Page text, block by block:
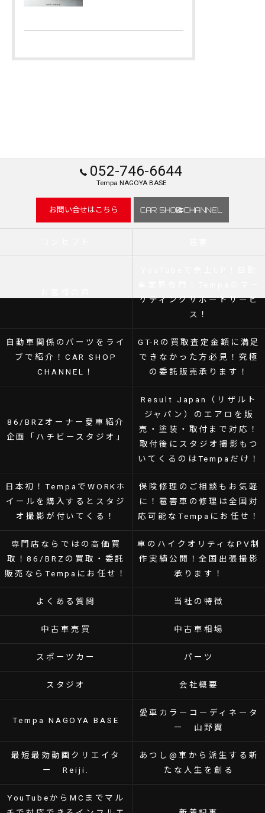
052-746-6644
Tempa NAGOYA BASE
お問い合せはこちら
ケティングサポートサービ
ス！
自動車関係のパーツをライ
ブで紹介！CAR SHOP
CHANNEL！
GT-Rの買取査定金額に満足
できなかった方必見！究極
の委託販売承ります！
86/BRZオーナー愛車紹介
企画「ハチビースタジオ」
Result Japan（リザルト
ジャパン）のエアロを販
売・塗装・取付まで対応！
取付後にスタジオ撮影もつ
いてくるのはTempaだけ！
日本初！TempaでWORKホ
イールを購入するとスタジ
オ撮影が付いてくる！
保険修理のご相談もお気軽
に！雹害車の修理は全国対
応可能なTempaにお任せ！
専門店ならではの高価買
取！86/BRZの買取・委託
販売ならTempaにお任せ！
車のハイクオリティなPV制
作実績公開！全国出張撮影
承ります！
よくある質問 当社の特徴
中古車売買 中古車相場
スポーツカー パーツ
スタジオ 会社概要
Tempa NAGOYA BASE
愛車カラーコーディネータ
ー 山野翼
最短最効動画クリエイタ
ー Reiji.
あつし@車から派生する新
たな人生を創る
YouTubeからMCまでマル